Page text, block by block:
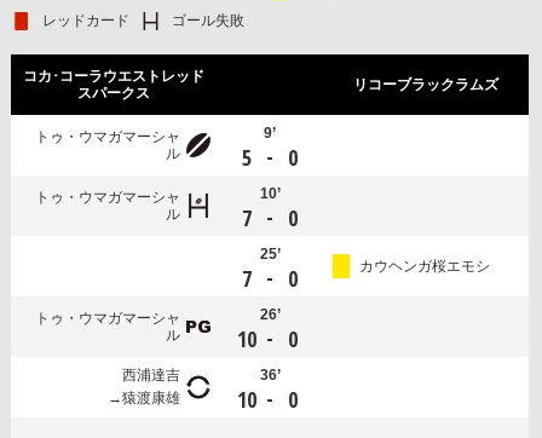
レッドカード
ゴール失敗
コカ･コーラウエストレッド
スパークス
リコーブラックラムズ
トゥ・ウマガマーシャ
ル
9’
5 - 0
トゥ・ウマガマーシャ
ル
10’
7 - 0
25’
7 - 0 カウヘンガ桜エモシ
トゥ・ウマガマーシャ
ル
26’
10 - 0
西浦達吉
猿渡康雄
36’
10 - 0